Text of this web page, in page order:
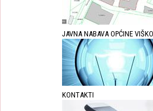
JAVNA NABAVA OPĆINE
KONTAKTI